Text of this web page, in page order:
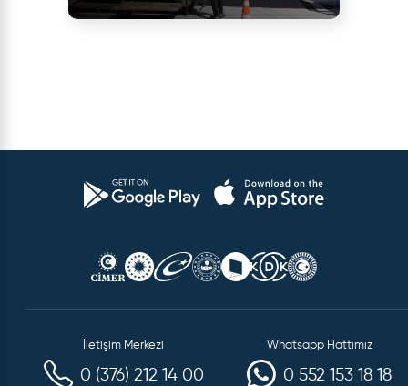
İletişim Merkezi
0 (376) 212 14 00
Whatsapp Hattımız
0 552 153 18 18